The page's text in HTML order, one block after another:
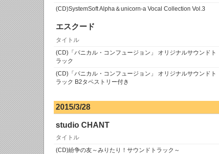
(CD)SystemSoft Alpha＆unicorn-a Vocal Collection Vol.3
エスクード
タイトル
(CD)「パニカル・コンフュージョン」 オリジナルサウンドト
ラック
(CD)「パニカル・コンフュージョン」 オリジナルサウンドト
ラック B2タペストリー付き
2015/3/28
studio CHANT
タイトル
(CD)紛争の友～みりたり！サウンドトラック～